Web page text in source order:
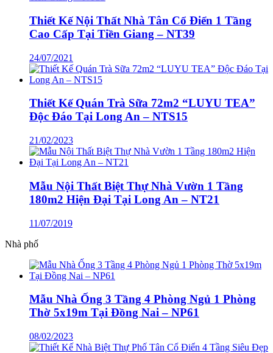
Thiết Kế Nội Thất Nhà Tân Cổ Điển 1 Tầng
Cao Cấp Tại Tiền Giang – NT39
24/07/2021
Thiết Kế Quán Trà Sữa 72m2 “LUYU TEA”
Độc Đáo Tại Long An – NTS15
21/02/2023
Mẫu Nội Thất Biệt Thự Nhà Vườn 1 Tầng
180m2 Hiện Đại Tại Long An – NT21
11/07/2019
Nhà phố
Mẫu Nhà Ống 3 Tầng 4 Phòng Ngủ 1 Phòng
Thờ 5x19m Tại Đồng Nai – NP61
08/02/2023